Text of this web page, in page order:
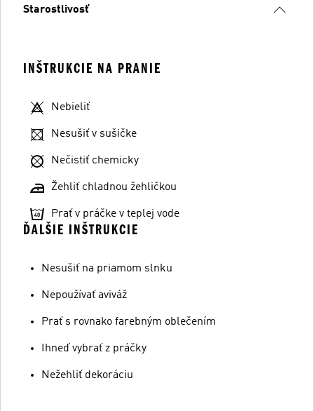
Starostlivosť
INŠTRUKCIE NA PRANIE
Nebieliť
Nesušiť v sušičke
Nečistiť chemicky
Žehliť chladnou žehličkou
Prať v práčke v teplej vode
ĎALŠIE INŠTRUKCIE
Nesušiť na priamom slnku
Nepoužívať aviváž
Prať s rovnako farebným oblečením
Ihneď vybrať z práčky
Nežehliť dekoráciu